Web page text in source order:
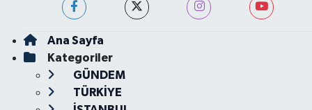
Ana Sayfa
Kategoriler
GÜNDEM
TÜRKİYE